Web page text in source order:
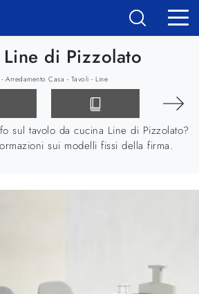
Line di Pizzolato
-Arredamento Casa - Tavoli -Line
sul tavolo da cucina Line di Pizzolato?
sui modelli fissi della firma.